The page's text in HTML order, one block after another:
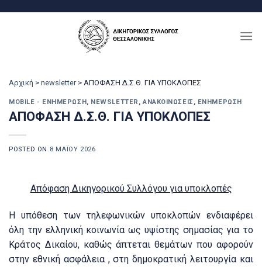
Αρχική > newsletter > ΑΠΟΦΑΣΗ Δ.Σ.Θ. ΓΙΑ ΥΠΟΚΛΟΠΕΣ
MOBILE - ΕΝΗΜΈΡΩΣΗ, NEWSLETTER ,ΑΝΑΚΟΙΝΏΣΕΙΣ , ΕΝΗΜΈΡΩΣΗ
ΑΠΟΦΑΣΗ Δ.Σ.Θ. ΓΙΑ ΥΠΟΚΛΟΠΕΣ
POSTED ON 8 ΜΑΪ́ΟΥ 2026
Απόφαση Δικηγορικού Συλλόγου για υποκλοπές
Η υπόθεση των τηλεφωνικών υποκλοπών ενδιαφέρει
όλη την ελληνική κοινωνία ως υψίστης σημασίας για το
Κράτος Δικαίου, καθώς άπτεται θεμάτων που αφορούν
στην εθνική ασφάλεια , στη δημοκρατική λειτουργία και